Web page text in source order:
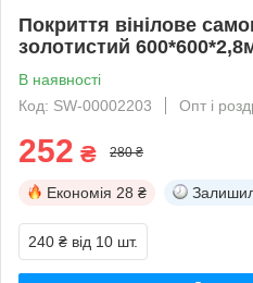
Покриття вінілове
золотистий
В наявності
Код: SW-00002203
Опт і
252 ₴ 280 ₴
Економія 28 ₴
240 ₴ від 10 шт.